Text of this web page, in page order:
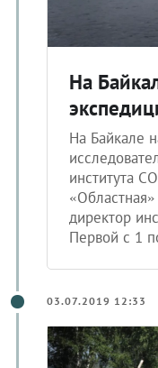
На
На Байкале
института
директор
Первой с 1
03.07.2019 12:33